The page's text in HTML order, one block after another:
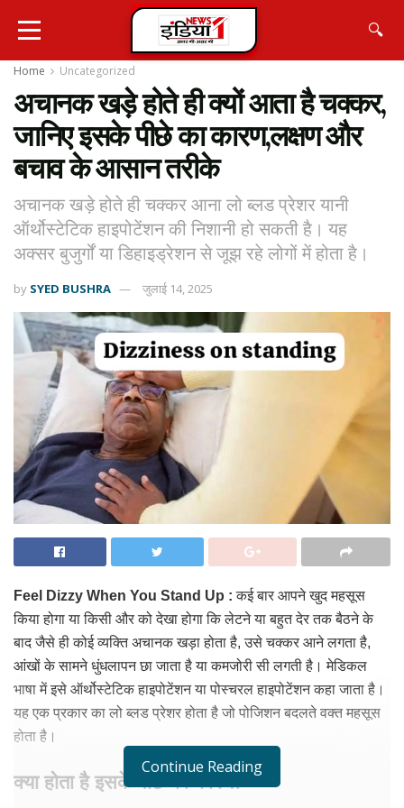
🔍
Home Uncategorized
अचानक खड़े होते ही क्यों आता है चक्कर,
जानिए इसके पीछे का कारण,लक्षण और
बचाव के आसान तरीके
अचानक खड़े होते ही चक्कर आना लो ब्लड प्रेशर यानी
ऑर्थोस्टेटिक हाइपोटेंशन की निशानी हो सकती है। यह
अक्सर बुजुर्गों या डिहाइड्रेशन से जूझ रहे लोगों में होता है।
by SYED BUSHRA जुलाई 14, 2025
Feel Dizzy When You Stand Up : कई बार आपने खुद महसूस
किया होगा या किसी और को देखा होगा कि लेटने या बहुत देर तक बैठने के
बाद जैसे ही कोई व्यक्ति अचानक खड़ा होता है, उसे चक्कर आने लगता है,
आंखों के सामने धुंधलापन छा जाता है या कमजोरी सी लगती है। मेडिकल
भाषा में इसे ऑर्थोस्टेटिक हाइपोटेंशन या पोस्चरल हाइपोटेंशन कहा जाता है।
यह एक प्रकार का लो ब्लड प्रेशर होता है जो पोजिशन बदलते वक्त महसूस
होता है।
क्या होता है इसके पीछे का कारण?
Continue Reading